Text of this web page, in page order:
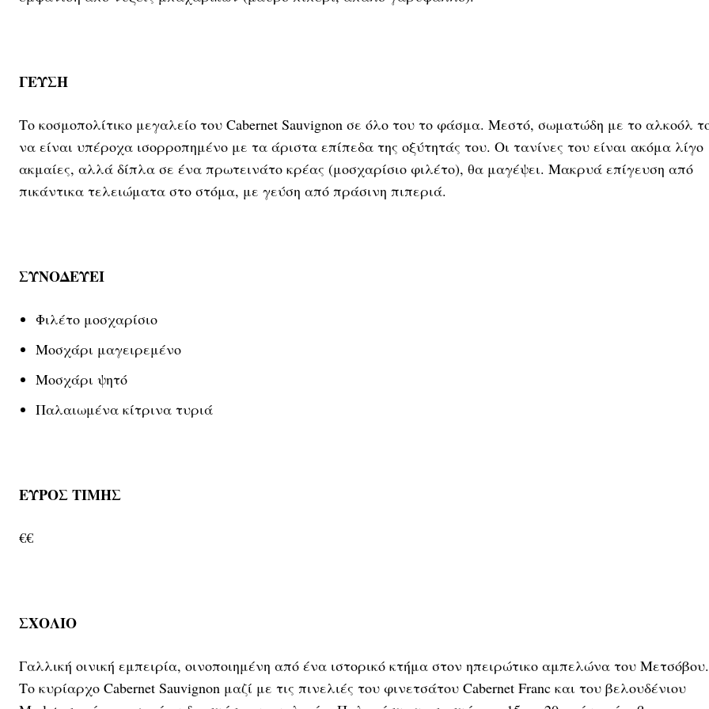
ΓΕΥΣΗ
Το κοσμοπολίτικο μεγαλείο του Cabernet Sauvignon σε όλο του το φάσμα. Μεστό, σωματώδη με το αλκοόλ
να είναι υπέροχα ισορροπημένο με τα άριστα επίπεδα της οξύτητάς του. Οι τανίνες του είναι ακόμα λίγο
ακμαίες, αλλά δίπλα σε ένα πρωτεινάτο κρέας (μοσχαρίσιο φιλέτο), θα μαγέψει. Μακρυά επίγευση από
πικάντικα τελειώματα στο στόμα, με γεύση από πράσινη πιπεριά.
ΣΥΝΟΔΕΥΕΙ
Φιλέτο μοσχαρίσιο
Μοσχάρι μαγειρεμένο
Μοσχάρι ψητό
Παλαιωμένα κίτρινα τυριά
ΕΥΡΟΣ ΤΙΜΗΣ
€€
ΣΧΟΛΙΟ
Γαλλική οινική εμπειρία, οινοποιημένη από ένα ιστορικό κτήμα στον ηπειρώτικο αμπελώνα του Μετσόβου.
Το κυρίαρχο Cabernet Sauvignon μαζί με τις πινελιές του φινετσάτου Cabernet Franc και του βελουδένιου